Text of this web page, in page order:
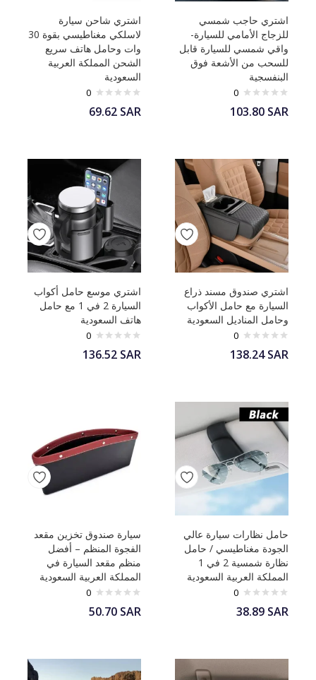
اشتري حاجب شمسي
للزجاج الأمامي للسيارة-
واقي شمسي للسيارة قابل
للسحب من الأشعة فوق
البنفسجية
0
103.80 SAR
اشتري شاحن سيارة
لاسلكي مغناطيسي بقوة 30
وات وحامل هاتف سريع
الشحن المملكة العربية
السعودية
0
69.62 SAR
اشتري صندوق مسند ذراع
السيارة مع حامل الأكواب
وحامل المناديل السعودية
0
138.24SAR
اشتري موسع حامل أكواب
السيارة 2 في 1 مع حامل
هاتف السعودية
0
136.52 SAR
حامل نظارات سيارة عالي
الجودة مغناطيسي / حامل
نظارة شمسية 2 في 1
المملكة العربية السعودية
0
38.89 SAR
سيارة صندوق تخزين مقعد
الفجوة المنظم – أفضل
منظم مقعد السيارة في
المملكة العربية السعودية
0
50.70 SAR